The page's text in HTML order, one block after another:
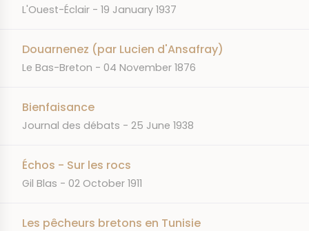
JOURNAL
L'Ouest-Éclair DATE
19 January 1937
Douarnenez (par Lucien d'Ansafray)
JOURNAL
Le Bas-Breton DATE
04 November 1876
Bienfaisance
JOURNAL
Journal des débats DATE
25 June 1938
Échos - Sur les rocs
JOURNAL
Gil Blas DATE
02 October 1911
Les pêcheurs bretons en Tunisie